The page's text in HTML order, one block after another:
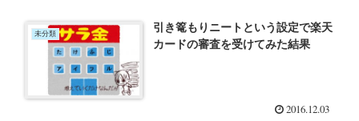
未分類
引き篭もりニートという設定で楽天
カードの審査を受けてみた結果
2016.12.03